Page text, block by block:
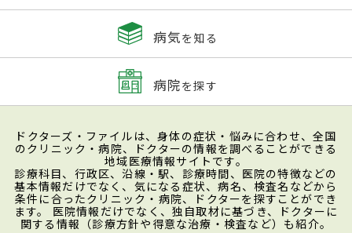
病気を知る
病院を探す
ドクターズ・ファイルは、身体の症状・悩みに合わせ、全国
のクリニック・病院、ドクターの情報を調べることができる
地域医療情報サイトです。
診療科目、行政区、沿線・駅、診療時間、医院の特徴などの
基本情報だけでなく、気になる症状、病名、検査名などから
条件に合ったクリニック・病院、ドクターを探すことができ
ます。 医院情報だけでなく、独自取材に基づき、ドクターに
関する情報（診療方針や得意な治療・検査など）も紹介。